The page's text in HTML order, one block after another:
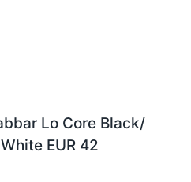
Lo Core Black/
EUR 42